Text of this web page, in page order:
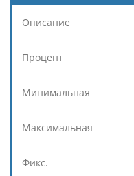
Описание Процент